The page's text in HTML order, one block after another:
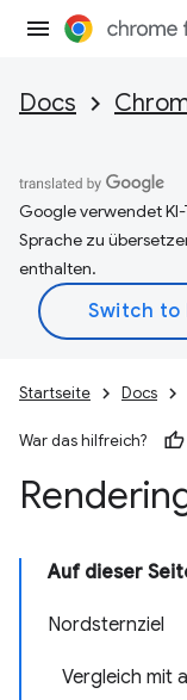
Docs
Google verwendet
Sprache zu
enthalten.
Startseite Docs
War das hilfreich?
Auf dieser
Nordsternziel
Vergleich mit